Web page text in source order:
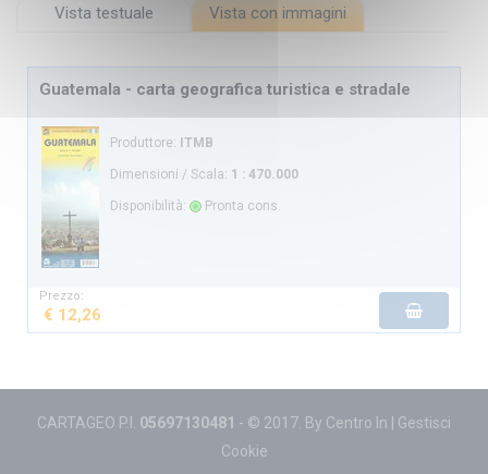
Vista testuale Vista con immagini
Guatemala - carta geografica turistica e stradale
Produttore: ITMB
Dimensioni / Scala: 1 : 470.000
Disponibilità: Pronta cons.
Prezzo:
€ 12,26
CARTAGEO P.I. 05697130481 - © 2017. By Centro In
Gestisci
Cookie